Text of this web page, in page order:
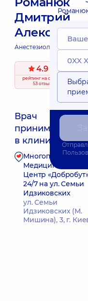
Дмитрий
Анестезиолог;
4.9 / 5
рейтингна основе
53 отзыва
Врач
принимает
в клинике
Медицинский
Центр
24/7 на ул. Семьи
Идзиковских
ул. Семьи
Идзиковских (М.
Мишина), 3, г.